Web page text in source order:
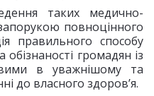
таких медично-
повноцінного
правильного способу
громадян із
в уважнішому та
до власного здоров’я.